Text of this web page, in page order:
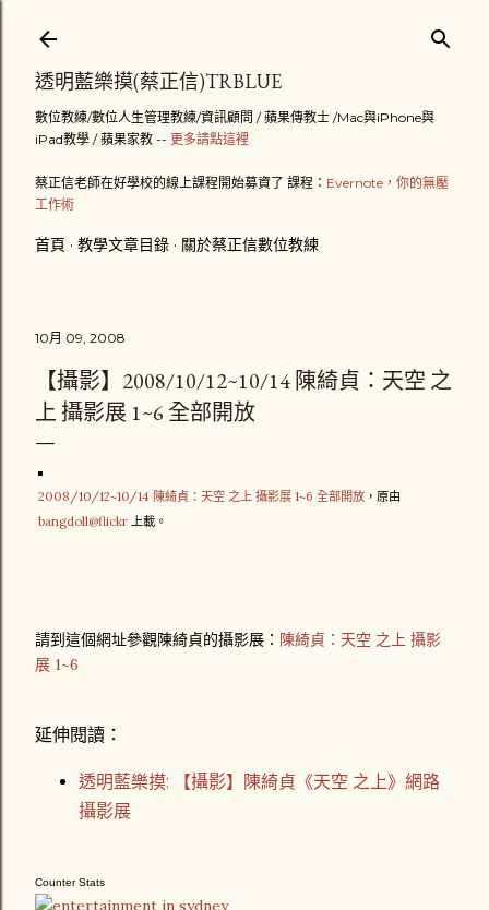
透明藍樂摸(蔡正信)TRBLUE
數位教練/數位人生管理教練/資訊顧問 / 蘋果傳教士 /Mac與iPhone與
iPad教學 / 蘋果家教 -- 更多請點這裡
蔡正信老師在好學校的線上課程開始募資了 課程： Evernote，你的無壓
工作術
首頁 教學文章目錄 關於蔡正信數位教練
10月 09, 2008
【攝影】2008/10/12~10/14 陳綺貞：天空 之
上 攝影展 1~6 全部開放
2008/10/12~10/14 陳綺貞：天空 之上 攝影展 1~6 全部開放 ，原由
bangdoll@flickr 上載。
請到這個網址參觀陳綺貞的攝影展： 陳綺貞：天空 之上 攝影
展 1~6
延伸閱讀：
透明藍樂摸: 【攝影】陳綺貞《天空 之上》網路
攝影展
Counter Stats